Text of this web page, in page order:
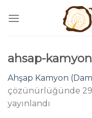
ahsap-
Ahşap Kamyon
çözünürlüğünde
yayınlandı